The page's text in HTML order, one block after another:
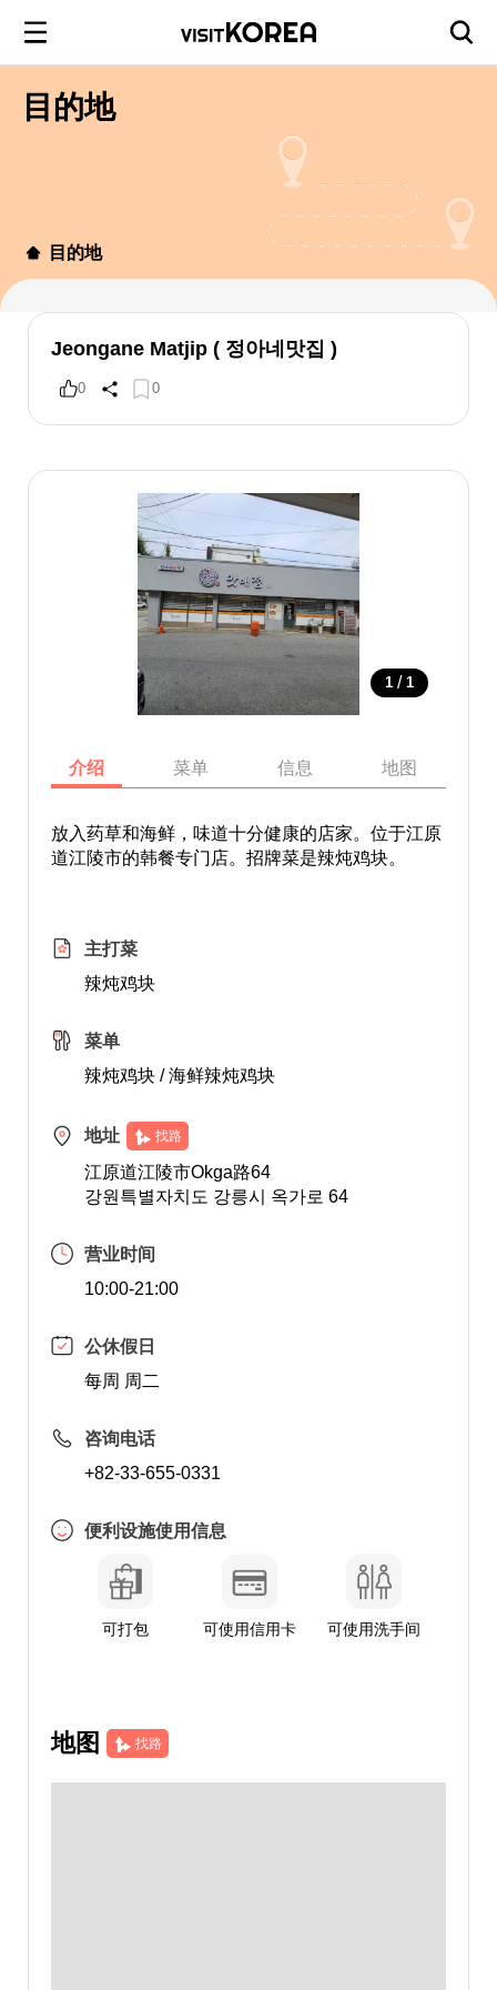
目的地
目的地
Jeongane Matjip ( 정아네맛집 )
0 0
1 / 1
介绍 菜单 信息 地图
放入药草和海鲜，味道十分健康的店家。位于江原
道江陵市的韩餐专门店。招牌菜是辣炖鸡块。
主打菜
辣炖鸡块
菜单
辣炖鸡块 / 海鲜辣炖鸡块
地址 找路
江原道江陵市Okga路64
강원특별자치도 강릉시 옥가로 64
营业时间
10:00-21:00
公休假日
每周 周二
咨询电话
+82-33-655-0331
便利设施使用信息
可打包 可使用信用卡 可使用洗手间
地图 找路